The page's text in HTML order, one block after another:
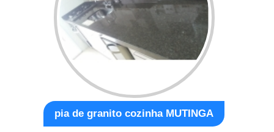
pia de granito cozinha MUTINGA